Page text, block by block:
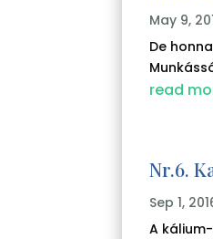
May 9,
De
read
Nr.6.
Sep 1,
A